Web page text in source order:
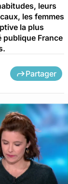
leurs
les femmes
la plus
publique France
Partager